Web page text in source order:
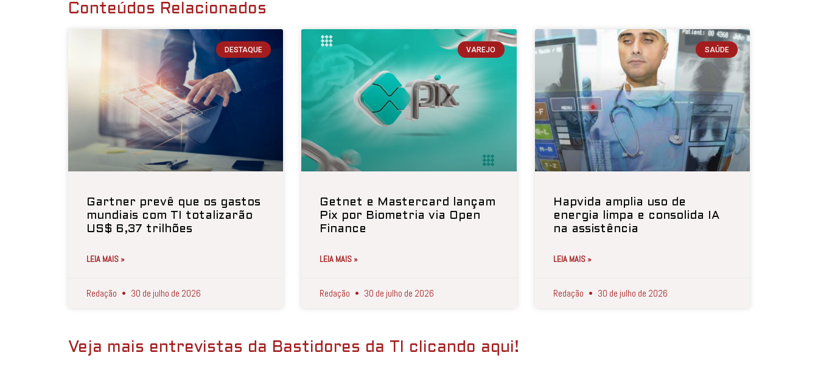
Conteúdos Relacionados
DESTAQUE
Gartner prevê que os gastos
mundiais com TI totalizarão
US$ 6,37 trilhões
LEIA MAIS »
Redação 30 de julho de 2026
VAREJO
Getnet e Mastercard lançam
Pix por Biometria via Open
Finance
LEIA MAIS »
Redação 30 de julho de 2026
SAÚDE
Hapvida amplia uso de
energia limpa e consolida IA
na assistência
LEIA MAIS »
Redação 30 de julho de 2026
Veja mais entrevistas da Bastidores da TI clicando aqui!